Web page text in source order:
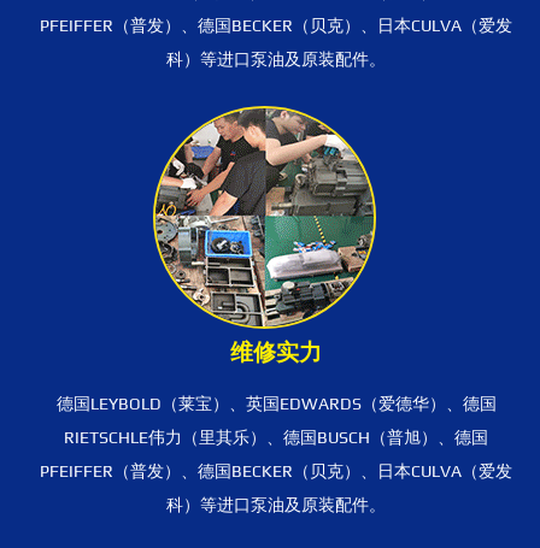
PFEIFFER（普发）、德国BECKER（贝克）、日本CULVA（爱发
科）等进口泵油及原装配件。
维修实力
德国LEYBOLD（莱宝）、英国EDWARDS（爱德华）、德国
RIETSCHLE伟力（里其乐）、德国BUSCH（普旭）、德国
PFEIFFER（普发）、德国BECKER（贝克）、日本CULVA（爱发
科）等进口泵油及原装配件。